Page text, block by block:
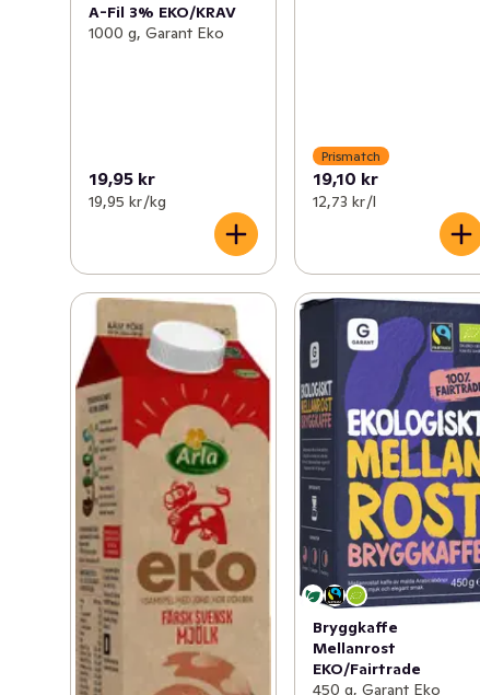
A-Fil 3% EKO/KRAV
1000 g, Garant Eko
19,95 kr
19,95 kr /kg
Prismatch
19,10 kr
12,73 kr /l
Bryggkaffe
Mellanrost
EKO/Fairtrade
450 g, Garant Eko